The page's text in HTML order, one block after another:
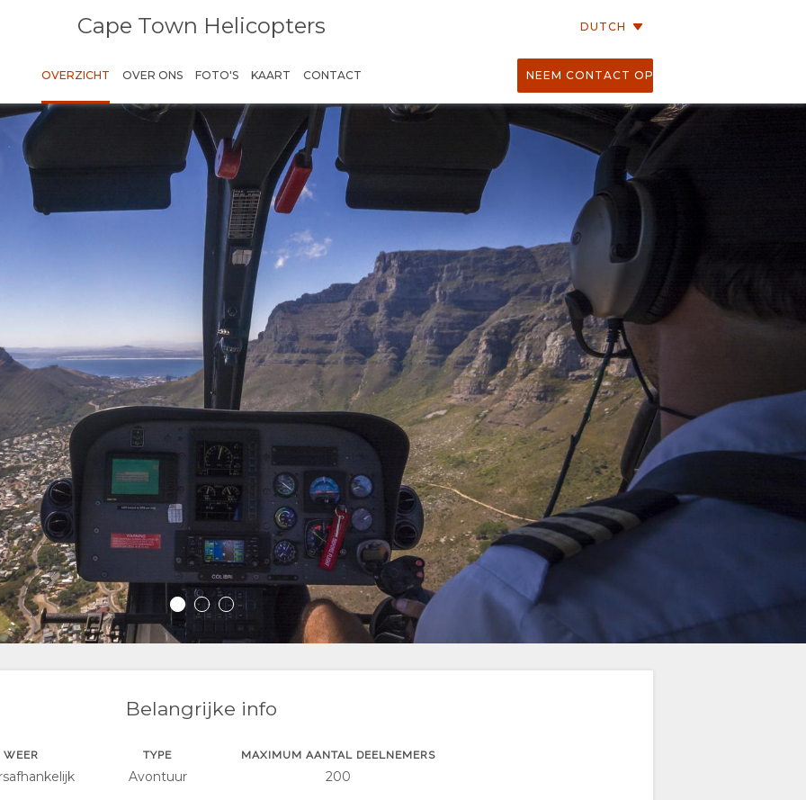
Cape Town Helicopters
OVERZICHT OVER ONS FOTO'S KAART CONTACT
DUTCH
NEEM CONTACT OP
Belangrijke info
WEER TYPE
Avontuur
MAXIMUM AANTAL DEELNEMERS
200